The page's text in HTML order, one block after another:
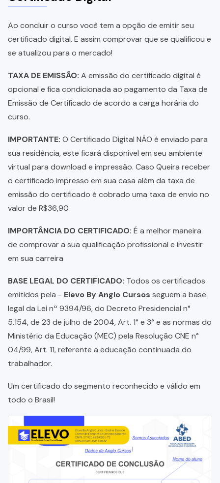
Ao concluir o curso você tem a opção de emitir seu
certificado digital. E assim comprovar que se qualificou e
se atualizou para o mercado!
TAXA DE EMISSÃO: A emissão do certificado digital é
opcional e fica condicionada ao pagamento da Taxa de
Emissão de Certificado de acordo a carga horária do
curso.
IMPORTANTE: O Certificado Digital NÃO é enviado para
sua residência, este ficará disponível em seu ambiente
virtual para download e impressão. Caso Queira receber
o certificado impresso em sua casa além da taxa de
emissão do certificado é cobrado uma taxa de envio no
valor de R$36,90
IMPORTÂNCIA DO CERTIFICADO: É a melhor maneira
de comprovar a sua qualificação profissional e investir
em sua carreira
BASE LEGAL DO CERTIFICADO: Todos os certificados
emitidos pela - Elevo By Anglo Cursos seguem a base
legal da Lei nº 9394/96, do Decreto Presidencial n°
5.154, de 23 de julho de 2004, Art. 1° e 3° e as normas do
Ministério da Educação (MEC) pela Resolução CNE n°
04/99, Art. 11, referente a educação continuada do
trabalhador.
Um certificado do segmento reconhecido e válido em
todo o Brasil!